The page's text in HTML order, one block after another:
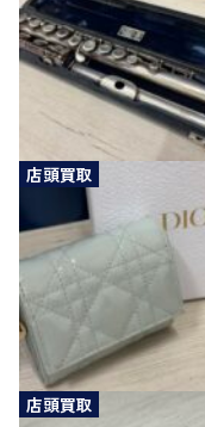
店頭買取
店頭買取